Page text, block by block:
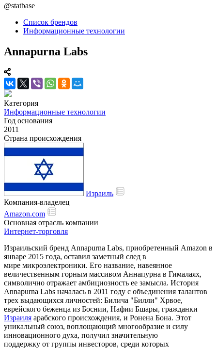
@statbase
Список брендов
Информационные технологии
Annapurna Labs
Категория
Информационные технологии
Год основания
2011
Страна происхождения
Израиль
Компания-владелец
Amazon.com
Основная отрасль компании
Интернет-торговля
Израильский бренд Annapurna Labs, приобретенный Amazon в
январе 2015 года, оставил заметный след в
мире микроэлектроники. Его название, навеянное
величественным горным массивом Аннапурна в Гималаях,
символично отражает амбициозность ее замысла. История
Annapurna Labs началась в 2011 году с объединения талантов
трех выдающихся личностей: Билича "Билли" Хрвое,
еврейского беженца из Боснии, Нафии Бшары, гражданки
Израиля арабского происхождения, и Ронена Бона. Этот
уникальный союз, воплощающий многообразие и силу
инновационного духа, получил значительную
поддержку от группы инвесторов, среди которых